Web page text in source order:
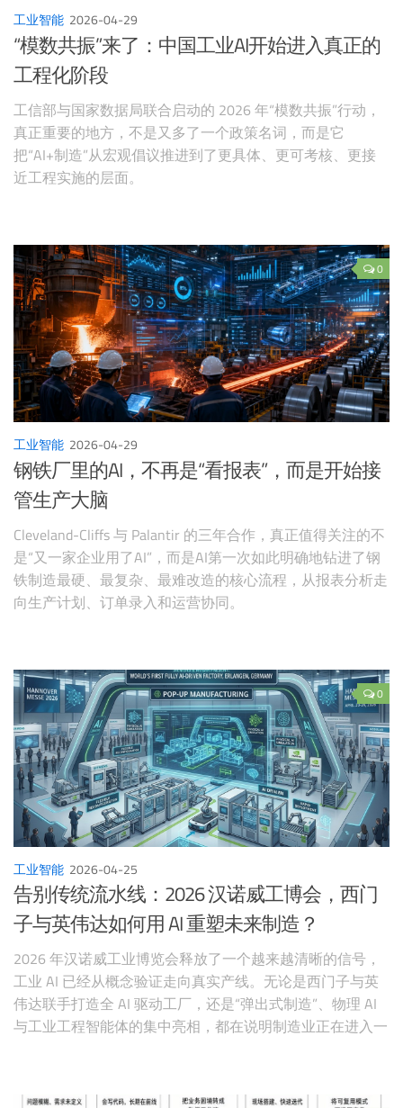
工业智能 2026-04-29
“模数共振”来了：中国工业AI开始进入真正的
工程化阶段
工信部与国家数据局联合启动的 2026 年“模数共振”行动，
真正重要的地方，不是又多了一个政策名词，而是它
把“AI+制造”从宏观倡议推进到了更具体、更可考核、更接
近工程实施的层面。
0
工业智能 2026-04-29
钢铁厂里的AI，不再是“看报表”，而是开始接
管生产大脑
Cleveland-Cliffs 与 Palantir 的三年合作，真正值得关注的不
是“又一家企业用了AI”，而是AI第一次如此明确地钻进了钢
铁制造最硬、最复杂、最难改造的核心流程，从报表分析走
向生产计划、订单录入和运营协同。
0
工业智能 2026-04-25
告别传统流水线：2026 汉诺威工博会，西门
子与英伟达如何用 AI 重塑未来制造？
2026 年汉诺威工业博览会释放了一个越来越清晰的信号，
工业 AI 已经从概念验证走向真实产线。无论是西门子与英
伟达联手打造全 AI 驱动工厂，还是“弹出式制造”、物理 AI
与工业工程智能体的集中亮相，都在说明制造业正在进入一